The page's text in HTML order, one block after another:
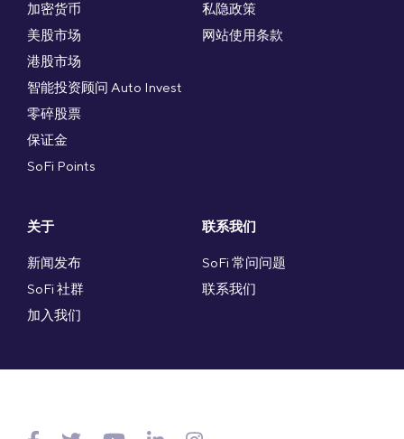
加密货币
美股市场
港股市场
智能投资顾问 Auto Invest
零碎股票
保证金
SoFi Points
私隐政策
网站使用条款
关于
新闻发布
SoFi 社群
加入我们
联系我们
SoFi 常问问题
联系我们